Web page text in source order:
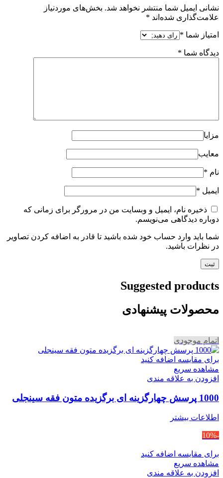
نشانی ایمیل شما منتشر نخواهد شد. بخش‌های موردنیاز
علامت‌گذاری شده‌اند *
امتیاز شما *
دیدگاه شما *
مزایا
معایب
نام *
ایمیل *
ذخیره نام، ایمیل و وبسایت من در مرورگر برای زمانی که
دوباره دیدگاهی می‌نویسم.
شما باید وارد حساب خود شده باشید تا قادر به اضافه کردن تصاویر
در نظرات باشید.
Suggested products
محصولات پیشنهادی
اتمام موجودی
برای مقایسه اضافه کنید
مشاهده سریع
افزودن به علاقه مندی
1000 پرسش چهارگزینه ای برگزیده متون فقه سینجلی
اطلاعات بیشتر
-10%
برای مقایسه اضافه کنید
مشاهده سریع
افزودن به علاقه مندی